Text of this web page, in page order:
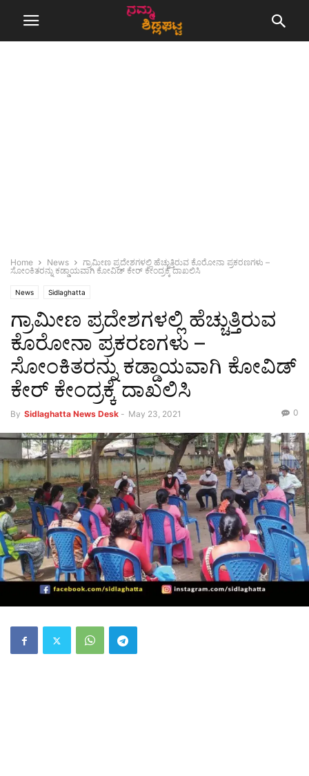
Home News
ಗ್ರಾಮೀಣ ಪ್ರದೇಶಗಳಲ್ಲಿ ಹೆಚ್ಚುತ್ತಿರುವ ಕೊರೋನಾ ಪ್ರಕರಣಗಳು –
ಸೋಂಕಿತರನ್ನು ಕಡ್ಡಾಯವಾಗಿ ಕೋವಿಡ್ ಕೇರ್ ಕೇಂದ್ರಕ್ಕೆ ದಾಖಲಿಸಿ
News Sidlaghatta
ಗ್ರಾಮೀಣ ಪ್ರದೇಶಗಳಲ್ಲಿ ಹೆಚ್ಚುತ್ತಿರುವ
ಕೊರೋನಾ ಪ್ರಕರಣಗಳು –
ಸೋಂಕಿತರನ್ನು ಕಡ್ಡಾಯವಾಗಿ ಕೋವಿಡ್
ಕೇರ್ ಕೇಂದ್ರಕ್ಕೆ ದಾಖಲಿಸಿ
By Sidlaghatta News Desk - May 23, 2021 0